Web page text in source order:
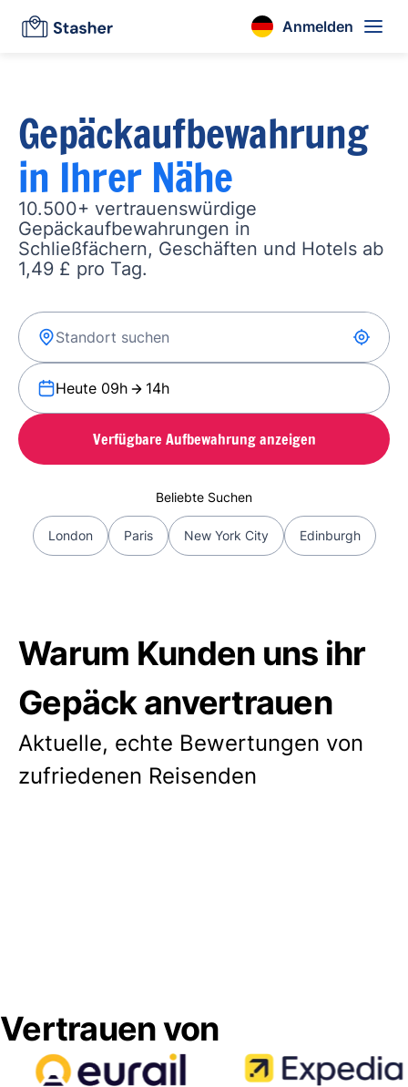
Anmelden
Gepäckaufbewahrung
in Ihrer Nähe
10.500+ vertrauenswürdige
Gepäckaufbewahrungen in
Schließfächern, Geschäften und Hotels ab
1,49 £ pro Tag.
Heute 09h 14h
Verfügbare Aufbewahrung anzeigen
Beliebte Suchen
London Paris New York City Edinburgh
Warum Kunden uns ihr
Gepäck anvertrauen
Aktuelle, echte Bewertungen von
zufriedenen Reisenden
Vertrauen von